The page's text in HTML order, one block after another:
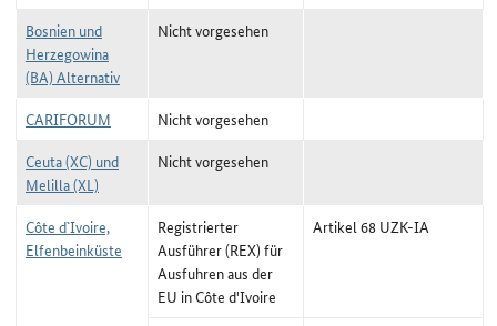
Bosnien und
Herzegowina
(BA) Alternativ
Nicht vorgesehen
CARIFORUM
Nicht vorgesehen
Ceuta (XC) und
Melilla (XL)
Nicht vorgesehen
Côte d`Ivoire,
Elfenbeinküste
Registrierter
Ausführer (REX) für
Ausfuhren aus der
EU in Côte d'Ivoire
Artikel 68 UZK-IA